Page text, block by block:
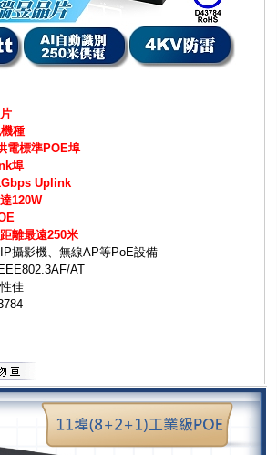
盒
警示防盜貼紙
種
電標準POE埠
埠
Uplink
120W
離最遠250米
攝影機、無線AP等PoE設備
AT
佳